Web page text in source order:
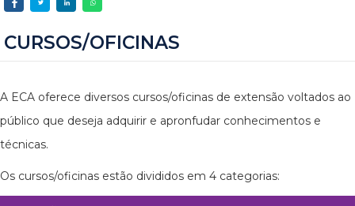
CURSOS/OFICINAS
A ECA oferece diversos cursos/oficinas de extensão voltados ao
público que deseja adquirir e apronfudar conhecimentos e
técnicas.
Os cursos/oficinas estão divididos em 4 categorias: